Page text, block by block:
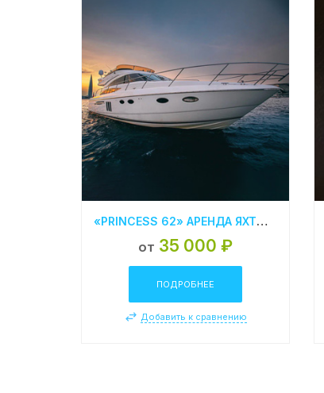
«PRINCESS 62» АРЕНДА ЯХТЫ В СПБ
от 35 000 ₽
ПОДРОБНЕЕ
Добавить к сравнению